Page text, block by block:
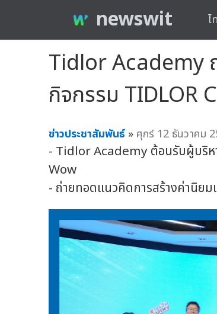
newswit ไ
Tidlor Academy
กิจกรรม TIDLOR
ข่าวประชาสัมพันธ์ » ศุกร์ 12 ธันวาคม
- Tidlor Academy ต้อนรับผู้บริห
Wow
- ถ่ายทอดแนวคิดการสร้างค่านิยม